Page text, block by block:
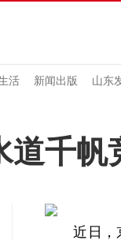
活 新闻出版 山东
道千帆
近日，京